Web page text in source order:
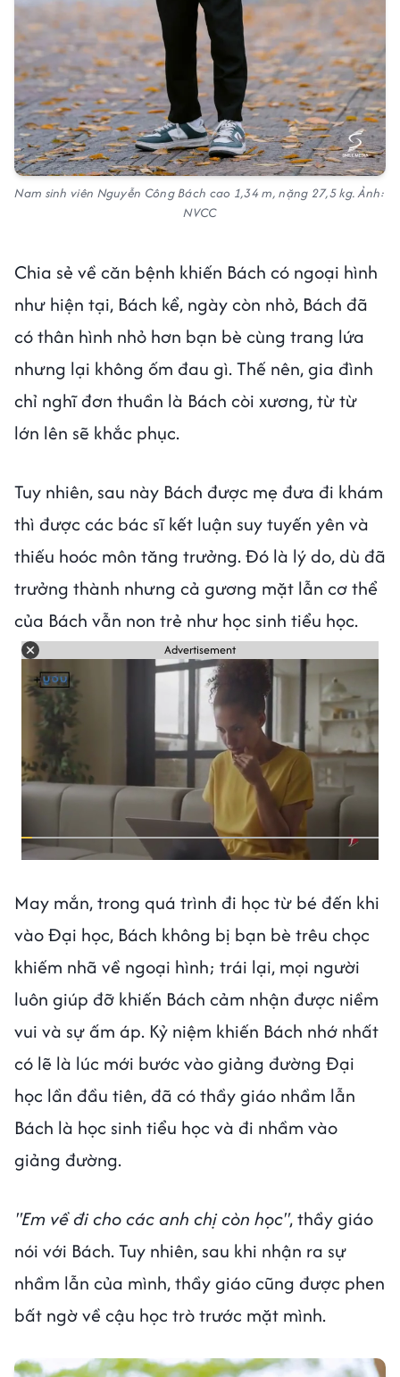
Nam sinh viên Nguyễn Công Bách cao 1,34 m, nặng 27,5 kg. Ảnh:
NVCC
Chia sẻ về căn bệnh khiến Bách có ngoại hình
như hiện tại, Bách kể, ngày còn nhỏ, Bách đã
có thân hình nhỏ hơn bạn bè cùng trang lứa
nhưng lại không ốm đau gì. Thế nên, gia đình
chỉ nghĩ đơn thuần là Bách còi xương, từ từ
lớn lên sẽ khắc phục.
Tuy nhiên, sau này Bách được mẹ đưa đi khám
thì được các bác sĩ kết luận suy tuyến yên và
thiếu hoóc môn tăng trưởng. Đó là lý do, dù đã
trưởng thành nhưng cả gương mặt lẫn cơ thể
của Bách vẫn non trẻ như học sinh tiểu học.
Advertisement
May mắn, trong quá trình đi học từ bé đến khi
vào Đại học, Bách không bị bạn bè trêu chọc
khiếm nhã về ngoại hình; trái lại, mọi người
luôn giúp đỡ khiến Bách cảm nhận được niềm
vui và sự ấm áp. Kỷ niệm khiến Bách nhớ nhất
có lẽ là lúc mới bước vào giảng đường Đại
học lần đầu tiên, đã có thầy giáo nhầm lẫn
Bách là học sinh tiểu học và đi nhầm vào
giảng đường.
"Em về đi cho các anh chị còn học", thầy giáo
nói với Bách. Tuy nhiên, sau khi nhận ra sự
nhầm lẫn của mình, thầy giáo cũng được phen
bất ngờ về cậu học trò trước mặt mình.